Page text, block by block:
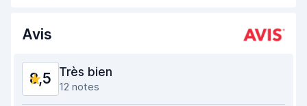
État du véhicule 8,7
Avis
8,5 Très bien
12 notes